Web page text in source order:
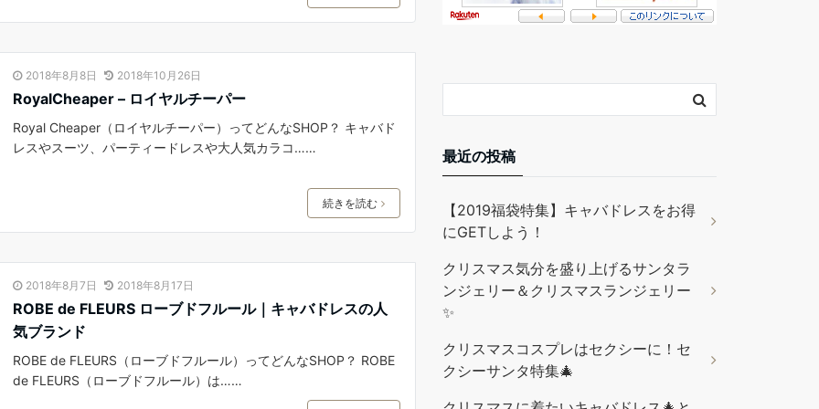
2018年8月8日 2018年10月26日
RoyalCheaper – ロイヤルチーパー
Royal Cheaper（ロイヤルチーパー）ってどんなSHOP？ キャバド
レスやスーツ、パーティードレスや大人気カラコ……
続きを読む
2018年8月7日 2018年8月17日
ROBE de FLEURS ローブドフルール｜キャバドレスの人
気ブランド
ROBE de FLEURS（ローブドフルール）ってどんなSHOP？ ROBE
de FLEURS（ローブドフルール）は……
最近の投稿
【2019福袋特集】キャバドレスをお得
にGETしよう！
クリスマス気分を盛り上げるサンタラ
ンジェリー＆クリスマスランジェリー
✨
クリスマスコスプレはセクシーに！セ
クシーサンタ特集🎄